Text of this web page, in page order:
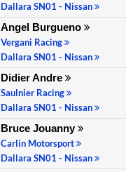
Dallara SN01 - Nissan
Angel Burgueno
Vergani Racing
Dallara SN01 - Nissan
Didier Andre
Saulnier Racing
Dallara SN01 - Nissan
Bruce Jouanny
Carlin Motorsport
Dallara SN01 - Nissan